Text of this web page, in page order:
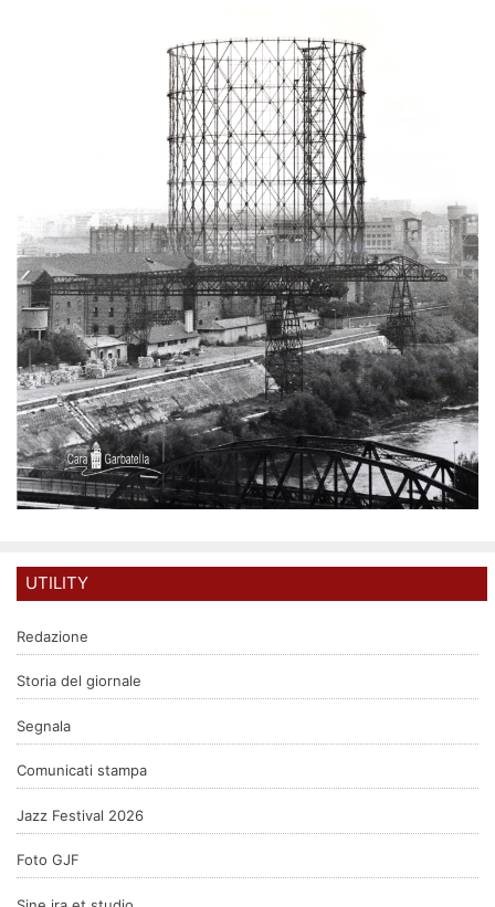
UTILITY
Redazione
Storia del giornale
Segnala
Comunicati stampa
Jazz Festival 2026
Foto GJF